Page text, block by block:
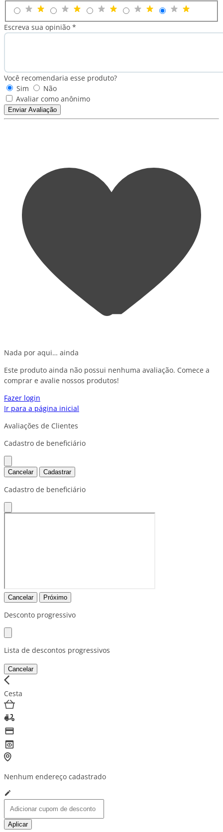
Escreva sua opinião *
Você recomendaria esse produto?
Sim
Não
Avaliar como anônimo
Enviar Avaliação
Nada por aqui… ainda
Este produto ainda não possui nenhuma avaliação. Comece a
comprar e avalie nossos produtos!
Fazer login
Ir para a página inicial
Avaliações de Clientes
Cadastro de beneficiário
Cancelar Cadastrar
Cadastro de beneficiário
Cancelar Próximo
Desconto progressivo
Lista de descontos progressivos
Cancelar
Cesta
Nenhum endereço cadastrado
Aplicar